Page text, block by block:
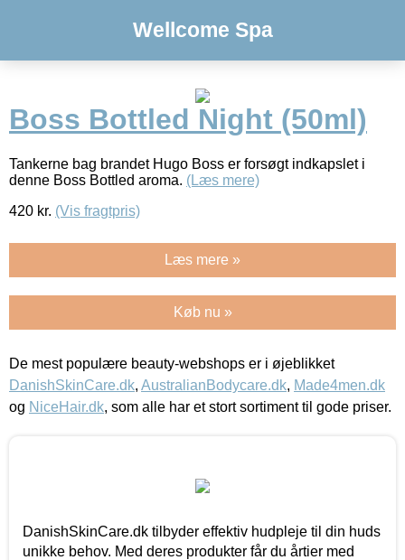
Wellcome Spa
Boss Bottled Night (50ml)
Tankerne bag brandet Hugo Boss er forsøgt indkapslet i
denne Boss Bottled aroma. (Læs mere)
420 kr. (Vis fragtpris)
Læs mere »
Køb nu »
De mest populære beauty-webshops er i øjeblikket
DanishSkinCare.dk, AustralianBodycare.dk, Made4men.dk
og NiceHair.dk, som alle har et stort sortiment til gode priser.
DanishSkinCare.dk tilbyder effektiv hudpleje til din huds
unikke behov. Med deres produkter får du årtier med